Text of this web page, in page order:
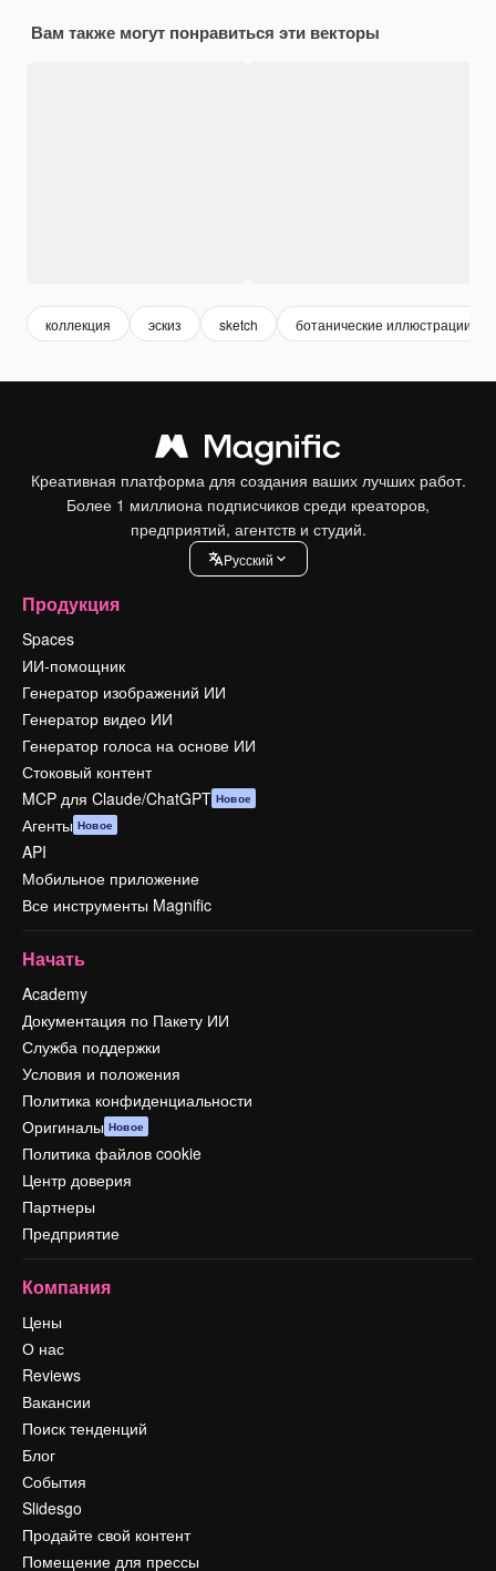
Вам также могут понравиться эти векторы
коллекция эскиз sketch ботанические иллюстрации
Креативная платформа для создания ваших лучших работ.
Более 1 миллиона подписчиков среди креаторов,
предприятий, агентств и студий.
Pусский
Продукция
Spaces
ИИ-помощник
Генератор изображений ИИ
Генератор видео ИИ
Генератор голоса на основе ИИ
Стоковый контент
MCP для Claude/ChatGPT Новое
Агенты Новое
API
Мобильное приложение
Все инструменты Magnific
Начать
Academy
Документация по Пакету ИИ
Служба поддержки
Условия и положения
Политика конфиденциальности
Оригиналы Новое
Политика файлов cookie
Центр доверия
Партнеры
Предприятие
Компания
Цены
О нас
Reviews
Вакансии
Поиск тенденций
Блог
События
Slidesgo
Продайте свой контент
Помещение для прессы